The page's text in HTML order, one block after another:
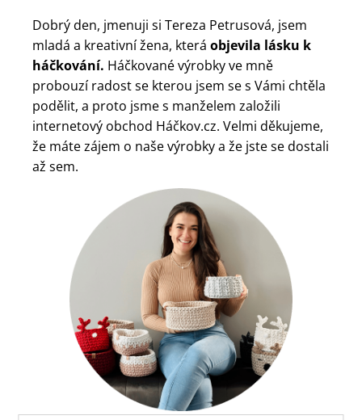
Dobrý den, jmenuji si Tereza Petrusová, jsem
mladá a kreativní žena, která objevila lásku k
háčkování. Háčkované výrobky ve mně
probouzí radost se kterou jsem se s Vámi chtěla
podělit, a proto jsme s manželem založili
internetový obchod Háčkov.cz. Velmi děkujeme,
že máte zájem o naše výrobky a že jste se dostali
až sem.